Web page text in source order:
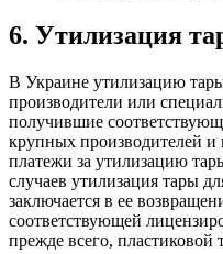
6. Утилизация
В Украине утилизацию
производители или
получившие
крупных производителей и
платежи за утилизацию
случаев утилизация тары
заключается в ее
соответствующей
прежде всего,